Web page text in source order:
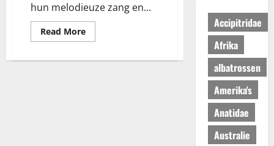
hun melodieuze zang en...
Read MoreRead
more
Accipitridae
Afrika
albatrossen
Amerika's
Anatidae
Australie